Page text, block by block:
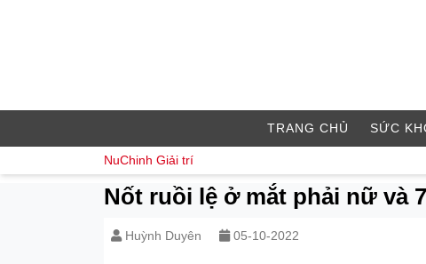
TRANG CHỦ SỨC
NuChinh Giải trí
Nốt ruồi lệ ở mắt phải nữ và
Huỳnh Duyên 05-10-2022